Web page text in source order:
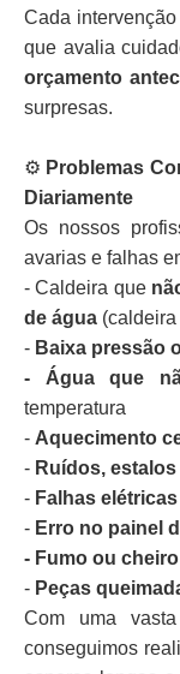
Cada
que avalia
orçamento
surpresas.
⚙️ Problemas
Diariamente
Os nossos
avarias e falhas
- Caldeira que
de água
- Baixa pressão
- Água que
temperatura
- Aquecimento
- Ruídos,
- Falhas
- Erro no painel
- Fumo ou
- Peças
Com uma
conseguimos